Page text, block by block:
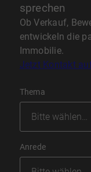
sprechen
Ob Verkauf,
entwickeln die
Immobilie.
Jetzt Kontakt
Thema
Anrede